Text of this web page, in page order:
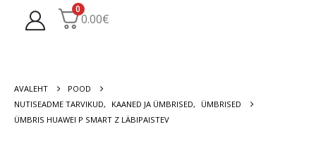
0
0.00€
AVALEHT
POOD
NUTISEADME TARVIKUD, KAANED JA ÜMBRISED,
ÜMBRISED
ÜMBRIS HUAWEI P SMART Z LÄBIPAISTEV